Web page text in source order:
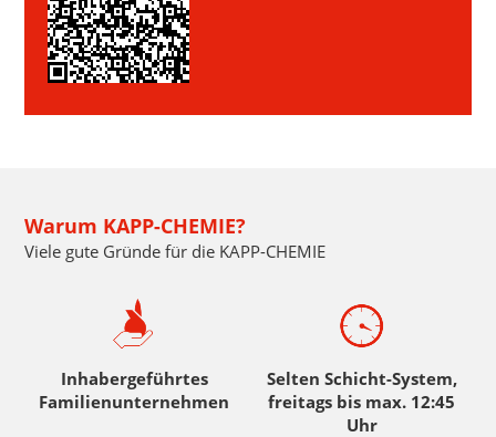
Warum KAPP-CHEMIE?
Viele gute Gründe für die KAPP-CHEMIE
Inhabergeführtes
Familienunternehmen
Selten Schicht-System,
freitags bis max. 12:45
Uhr